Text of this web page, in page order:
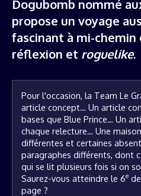
Dogubomb nommé
propose un voyage
fascinant à mi-chemin
réflexion et roguelike.
Pour l'occasion, la Team Le
article concept… Un article
bases que Blue Prince… Un
chaque relecture… Une
différentes et certaines
paragraphes différents, dont
qui se lit plusieurs fois si on
Saurez-vous atteindre le 6e
page ?